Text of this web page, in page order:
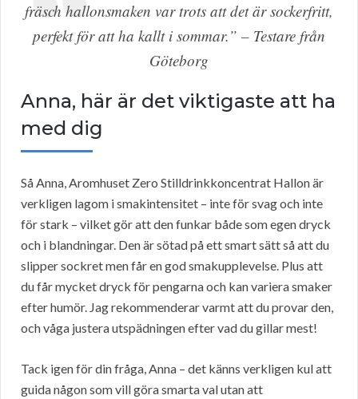
fräsch hallonsmaken var trots att det är sockerfritt,
perfekt för att ha kallt i sommar.” – Testare från
Göteborg
Anna, här är det viktigaste att ha
med dig
Så Anna, Aromhuset Zero Stilldrinkkoncentrat Hallon är
verkligen lagom i smakintensitet – inte för svag och inte
för stark – vilket gör att den funkar både som egen dryck
och i blandningar. Den är sötad på ett smart sätt så att du
slipper sockret men får en god smakupplevelse. Plus att
du får mycket dryck för pengarna och kan variera smaker
efter humör. Jag rekommenderar varmt att du provar den,
och våga justera utspädningen efter vad du gillar mest!
Tack igen för din fråga, Anna – det känns verkligen kul att
guida någon som vill göra smarta val utan att